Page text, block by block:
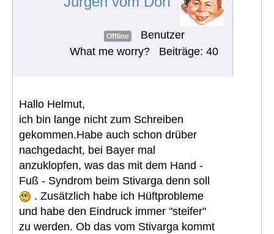
Offline
Benutzer
What me worry?
Beiträge: 40
Hallo Helmut,
ich bin lange nicht zum Schreiben
gekommen.Habe auch schon drüber
nachgedacht, bei Bayer mal
anzuklopfen, was das mit dem Hand -
Fuß - Syndrom beim Stivarga denn soll
. Zusätzlich habe ich Hüftprobleme
und habe den Eindruck immer "steifer"
zu werden. Ob das vom Stivarga kommt